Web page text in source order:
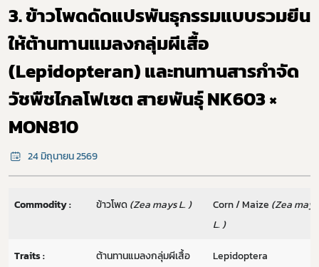
3. ข้าวโพดดัดแปรพันธุกรรมแบบรวมยีน
ให้ต้านทานแมลงกลุ่มผีเสื้อ
(Lepidopteran) และทนทานสารกำจัด
วัชพืชไกลโฟเซต สายพันธุ์ NK603 ×
MON810
24 มิถุนายน 2569
Commodity : ข้าวโพด(Zea mays L. ) Corn / Maize (Zea mays
L. )
Traits :
ต้านทานแมลงกลุ่มผีเสื้อ
Lepidoptera